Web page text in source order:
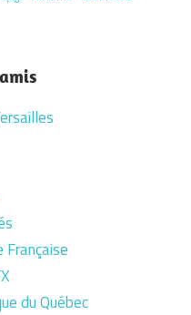
Française
du Québec